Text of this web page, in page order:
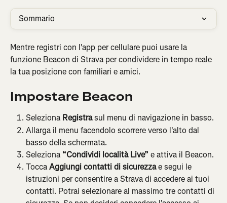
Sommario
Mentre registri con l'app per cellulare puoi usare la
funzione Beacon di Strava per condividere in tempo reale
la tua posizione con familiari e amici.
Impostare Beacon
Seleziona Registra sul menu di navigazione in basso.
Allarga il menu facendolo scorrere verso l'alto dal
basso della schermata.
Seleziona “Condividi località Live” e attiva il Beacon.
Tocca Aggiungi contatti di sicurezza e segui le
istruzioni per consentire a Strava di accedere ai tuoi
contatti. Potrai selezionare al massimo tre contatti di